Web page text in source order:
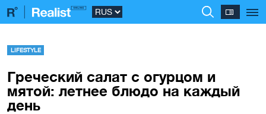
LIFESTYLE
Греческий салат с огурцом и
мятой: летнее блюдо на каждый
день